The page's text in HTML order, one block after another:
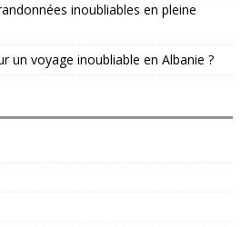
inoubliables en pleine
un voyage inoubliable en Albanie ?